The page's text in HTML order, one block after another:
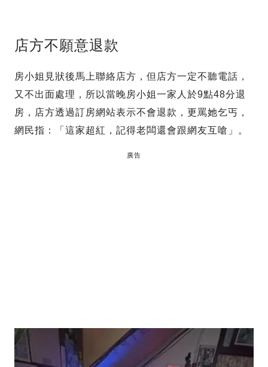
店方不願意退款
房小姐見狀後馬上聯絡店方，但店方一定不聽電話，
又不出面處理，所以當晚房小姐一家人於9點48分退
房，店方透過訂房網站表示不會退款，更罵她乞丐，
網民指：「這家超紅，記得老闆還會跟網友互嗆」。
廣告